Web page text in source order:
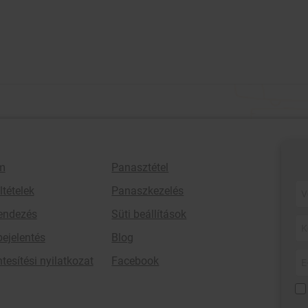
nyilatkozat
Panasztétel
Panaszkezelés
Süti beállítások
Blog
Facebook